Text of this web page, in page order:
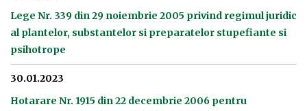
Lege Nr. 339 din 29 noiembrie 2005 privind regimul juridic
al plantelor, substantelor si preparatelor stupefiante si
psihotrope
30.01.2023
Hotarare Nr. 1915 din 22 decembrie 2006 pentru